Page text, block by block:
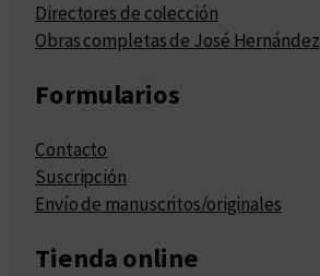
Directores de colección
Obras completas de José Hernández
Formularios
Contacto
Suscripción
Envío de manuscritos/originales
Tienda online